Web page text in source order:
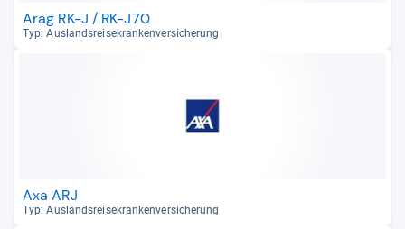
Arag RK-J / RK-J70
Typ: Aus­lands­rei­se­kran­ken­ver­si­che­rung
Axa ARJ
Typ: Aus­lands­rei­se­kran­ken­ver­si­che­rung